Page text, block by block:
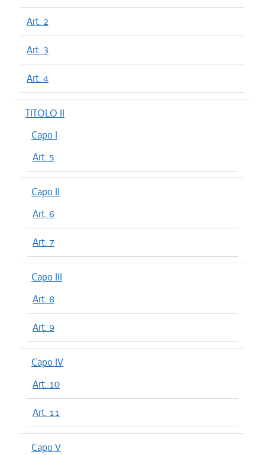
Art. 2
Art. 3
Art. 4
TITOLO II
Capo I
Art. 5
Capo II
Art. 6
Art. 7
Capo III
Art. 8
Art. 9
Capo IV
Art. 10
Art. 11
Capo V